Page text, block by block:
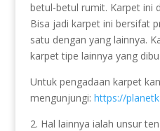
betul-betul rumit. Karpet ini
Bisa jadi karpet ini bersifat
satu dengan yang lainnya.
karpet tipe lainnya yang
Untuk pengadaan karpet
mengunjungi: https://
2. Hal lainnya ialah unsur